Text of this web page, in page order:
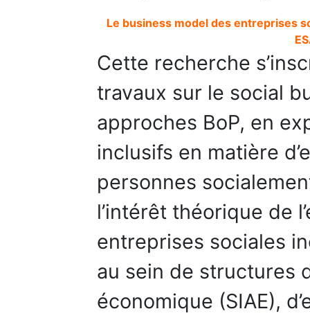
Le business model des entreprises
Cette recherche
travaux sur le social
approches BoP, en
inclusifs en matière
personnes
l’intérêt théorique de
entreprises sociales
au sein de structures
économique (SIAE),